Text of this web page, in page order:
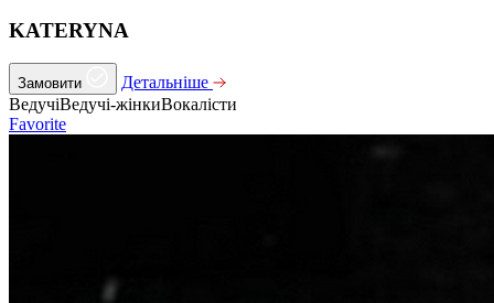
KATERYNA
Замовити
Детальніше
ВедучіВедучі-жінкиВокалісти
Favorite